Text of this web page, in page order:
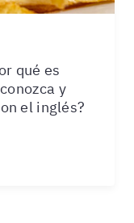
qué es
y
el inglés?